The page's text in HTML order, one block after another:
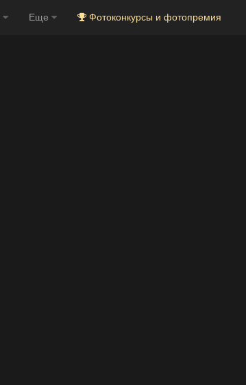
Еще Фотоконкурсы и фотопремия